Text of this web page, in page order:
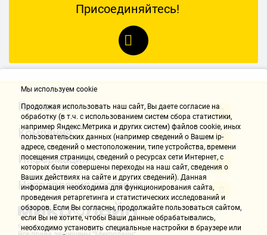
Пришлось постараться, чтоб настроить подошву для ровного
Аппарат работает, кроме первичной настройки подошвы для
ровного реза проблем не было и нет до сих пор.
10.02.2021, 14:11
Достоинства:
Он адин из лучших.
Недостатки:
Не обнаружил
Комментарий:
для меня лучший, удобный,надежный, реально сдувает апилки
перед спилом, после него работать другим лобзиком прям не
Присоединяйтесь!
Контакты
Компания
Информация
Направления доставки
Мы используем cookie
Продолжая использовать наш cайт, Вы даете согласие на
обработку (в т.ч. с использованием систем сбора статистики,
например Яндекс.Метрика и других систем) файлов cookie, иных
пользовательских данных (например сведений о Вашем ip-
адресе, сведений о местоположении, типе устройства, времени
посещения страницы, сведений о ресурсах сети Интернет, с
которых были совершены переходы на наш сайт, сведения о
Ваших действиях на сайте и других сведений). Данная
информация необходима для функционирования сайта,
проведения ретаргетинга и статистических исследований и
обзоров. Если Вы согласны, продолжайте пользоваться сайтом,
если Вы не хотите, чтобы Ваши данные обрабатывались,
необходимо установить специальные настройки в браузере или